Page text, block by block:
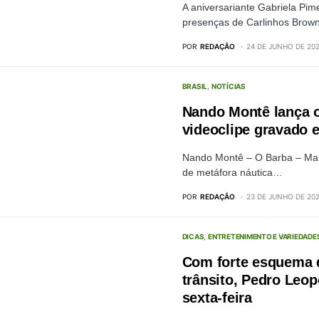
A aniversariante Gabriela
presenças de Carlinhos
POR REDAÇÃO 24 DE JUNHO DE
BRASIL NOTÍCIAS
Nando Montê lança
videoclipe gravado
Nando Montê – O Barba –
de metáfora náutica…
POR REDAÇÃO 23 DE JUNHO DE
DICAS ENTRETENIMENTO E
Com forte esquema
trânsito, Pedro
sexta-feira